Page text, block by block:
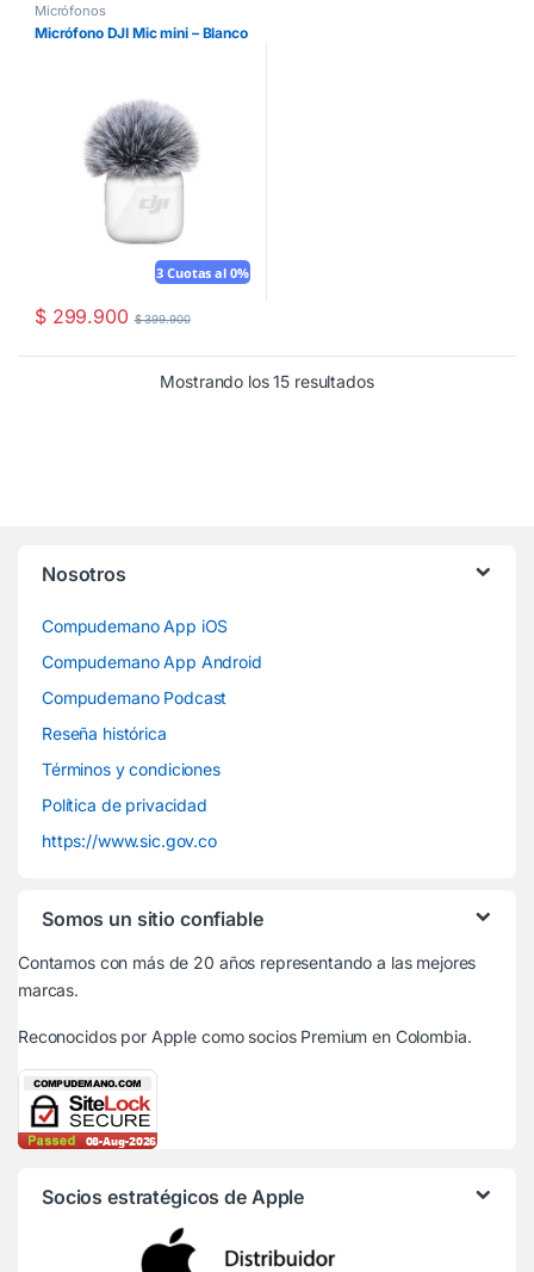
Micrófonos
Micrófono DJI Mic mini – Blanco
3 Cuotas al 0%
$299.900 $399.900
Mostrando los 15 resultados
Nosotros
Compudemano App iOS
Compudemano App Android
Compudemano Podcast
Reseña histórica
Términos y condiciones
Política de privacidad
https://www.sic.gov.co
Somos un sitio confiable
Contamos con más de 20 años representando a las mejores
marcas.
Reconocidos por Apple como socios Premium en Colombia.
Socios estratégicos de Apple